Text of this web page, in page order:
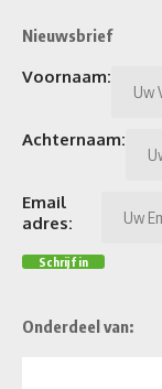
Nieuwsbrief
Voornaam:
Achternaam:
Email
adres:
Onderdeel van: